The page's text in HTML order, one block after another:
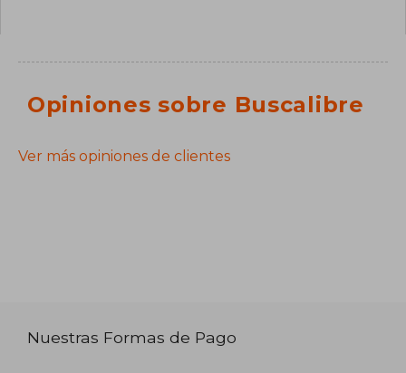
Opiniones sobre Buscalibre
Ver más opiniones de clientes
Nuestras Formas de Pago